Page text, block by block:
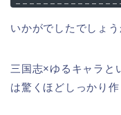
いかがでしたでしょ
三国志×ゆるキャラと
は驚くほどしっかり作